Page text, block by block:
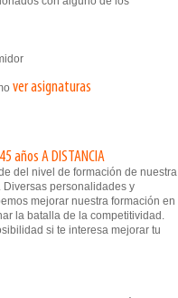
ver asignaturas
años A DISTANCIA
del nivel de formación de nuestra
Diversas personalidades y
mejorar nuestra formación en
la batalla de la competitividad.
si te interesa mejorar tu